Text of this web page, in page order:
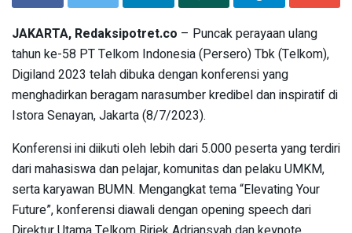
JAKARTA, Redaksipotret.co – Puncak perayaan ulang
tahun ke-58 PT Telkom Indonesia (Persero) Tbk (Telkom),
Digiland 2023 telah dibuka dengan konferensi yang
menghadirkan beragam narasumber kredibel dan inspiratif di
Istora Senayan, Jakarta (8/7/2023).
Konferensi ini diikuti oleh lebih dari 5.000 peserta yang terdiri
dari mahasiswa dan pelajar, komunitas dan pelaku UMKM,
serta karyawan BUMN. Mengangkat tema “Elevating Your
Future”, konferensi diawali dengan opening speech dari